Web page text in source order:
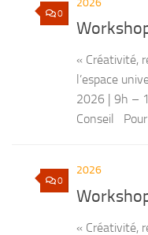
0
2026
« Créativité,
l’espace
2026 | 9h –
Conseil Pour
0
2026
« Créativité,